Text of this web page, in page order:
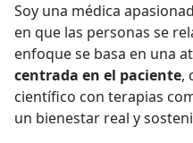
Soy una médica
en que las personas se
enfoque se basa en una
centrada en el paciente,
científico con terapias
un bienestar real y